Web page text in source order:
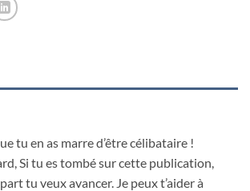
tu en as marre d’être célibataire !
Si tu es tombé sur cette publication,
tu veux avancer. Je peux t’aider à